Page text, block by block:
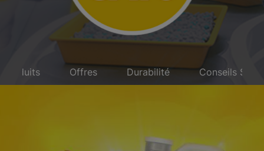
Produits Offres Durabilité Conseils Sur